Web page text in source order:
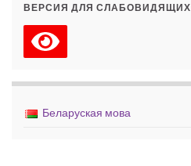
ВЕРСИЯ ДЛЯ СЛАБОВИДЯЩИХ
Беларуская мова